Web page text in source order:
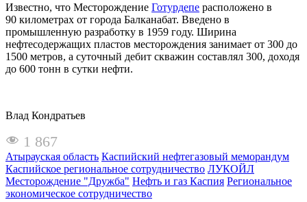
Известно, что Месторождение Готурдепе расположено в
90 километрах от города Балканабат. Введено в
промышленную разработку в 1959 году. Ширина
нефтесодержащих пластов месторождения занимает от 300 до
1500 метров, а суточный дебит скважин составлял 300, доходя
до 600 тонн в сутки нефти.
Влад Кондратьев
1 867
Атырауская область Каспийский нефтегазовый меморандум
Каспийское региональное сотрудничество ЛУКОЙЛ
Месторождение "Дружба" Нефть и газ Каспия Региональное
экономическое сотрудничество